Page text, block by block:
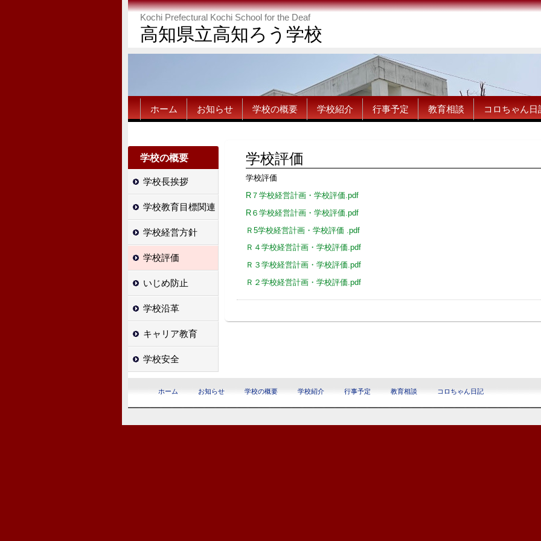
Kochi Prefectural Kochi School for the Deaf
高知県立高知ろう学校
ホーム お知らせ 学校の概要 学校紹介 行事予定 教育相談 コロちゃん日
学校の概要
学校長挨拶
学校教育目標関連
学校経営方針
学校評価
いじめ防止
学校沿革
キャリア教育
学校安全
学校評価
学校評価
R７学校経営計画・学校評価.pdf
R６学校経営計画・学校評価.pdf
Ｒ5学校経営計画・学校評価 .pdf
Ｒ４学校経営計画・学校評価.pdf
Ｒ３学校経営計画・学校評価.pdf
Ｒ２学校経営計画・学校評価.pdf
ホーム お知らせ 学校の概要 学校紹介 行事予定 教育相談 コロちゃん日記